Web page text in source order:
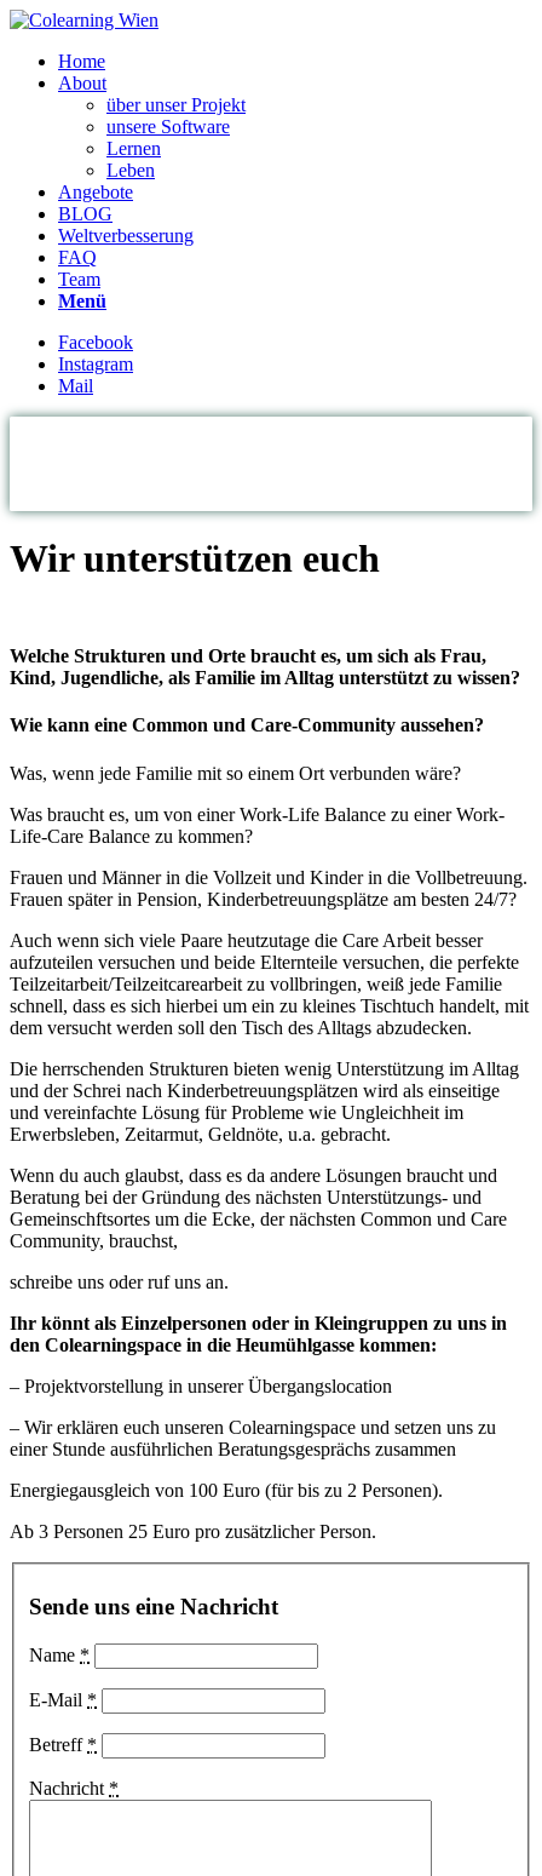
Home
About
über unser Projekt
unsere Software
Lernen
Leben
Angebote
BLOG
Weltverbesserung
FAQ
Team
Menü
Facebook
Instagram
Mail
Wir unterstützen euch
Welche Strukturen und Orte braucht es, um sich als Frau,
Kind, Jugendliche, als Familie im Alltag unterstützt zu wissen?
Wie kann eine Common und Care-Community aussehen?
Was, wenn jede Familie mit so einem Ort verbunden wäre?
Was braucht es, um von einer Work-Life Balance zu einer Work-
Life-Care Balance zu kommen?
Frauen und Männer in die Vollzeit und Kinder in die Vollbetreuung.
Frauen später in Pension, Kinderbetreuungsplätze am besten 24/7?
Auch wenn sich viele Paare heutzutage die Care Arbeit besser
aufzuteilen versuchen und beide Elternteile versuchen, die perfekte
Teilzeitarbeit/Teilzeitcarearbeit zu vollbringen, weiß jede Familie
schnell, dass es sich hierbei um ein zu kleines Tischtuch handelt, mit
dem versucht werden soll den Tisch des Alltags abzudecken.
Die herrschenden Strukturen bieten wenig Unterstützung im Alltag
und der Schrei nach Kinderbetreuungsplätzen wird als einseitige
und vereinfachte Lösung für Probleme wie Ungleichheit im
Erwerbsleben, Zeitarmut, Geldnöte, u.a. gebracht.
Wenn du auch glaubst, dass es da andere Lösungen braucht und
Beratung bei der Gründung des nächsten Unterstützungs- und
Gemeinschftsortes um die Ecke, der nächsten Common und Care
Community, brauchst,
schreibe uns oder ruf uns an.
Ihr könnt als Einzelpersonen oder in Kleingruppen zu uns in
den Colearningspace in die Heumühlgasse kommen:
– Projektvorstellung in unserer Übergangslocation
– Wir erklären euch unseren Colearningspace und setzen uns zu
einer Stunde ausführlichen Beratungsgesprächs zusammen
Energiegausgleich von 100 Euro (für bis zu 2 Personen).
Ab 3 Personen 25 Euro pro zusätzlicher Person.
Sende uns eine Nachricht
Name *
E-Mail *
Betreff *
Nachricht *